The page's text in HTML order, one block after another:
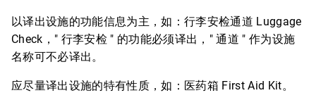
以译出设施的功能信息为主，如：行李安检通道 Luggage
Check，" 行李安检 " 的功能必须译出，" 通道 " 作为设施
名称可不必译出。
应尽量译出设施的特有性质，如：医药箱 First Aid Kit。